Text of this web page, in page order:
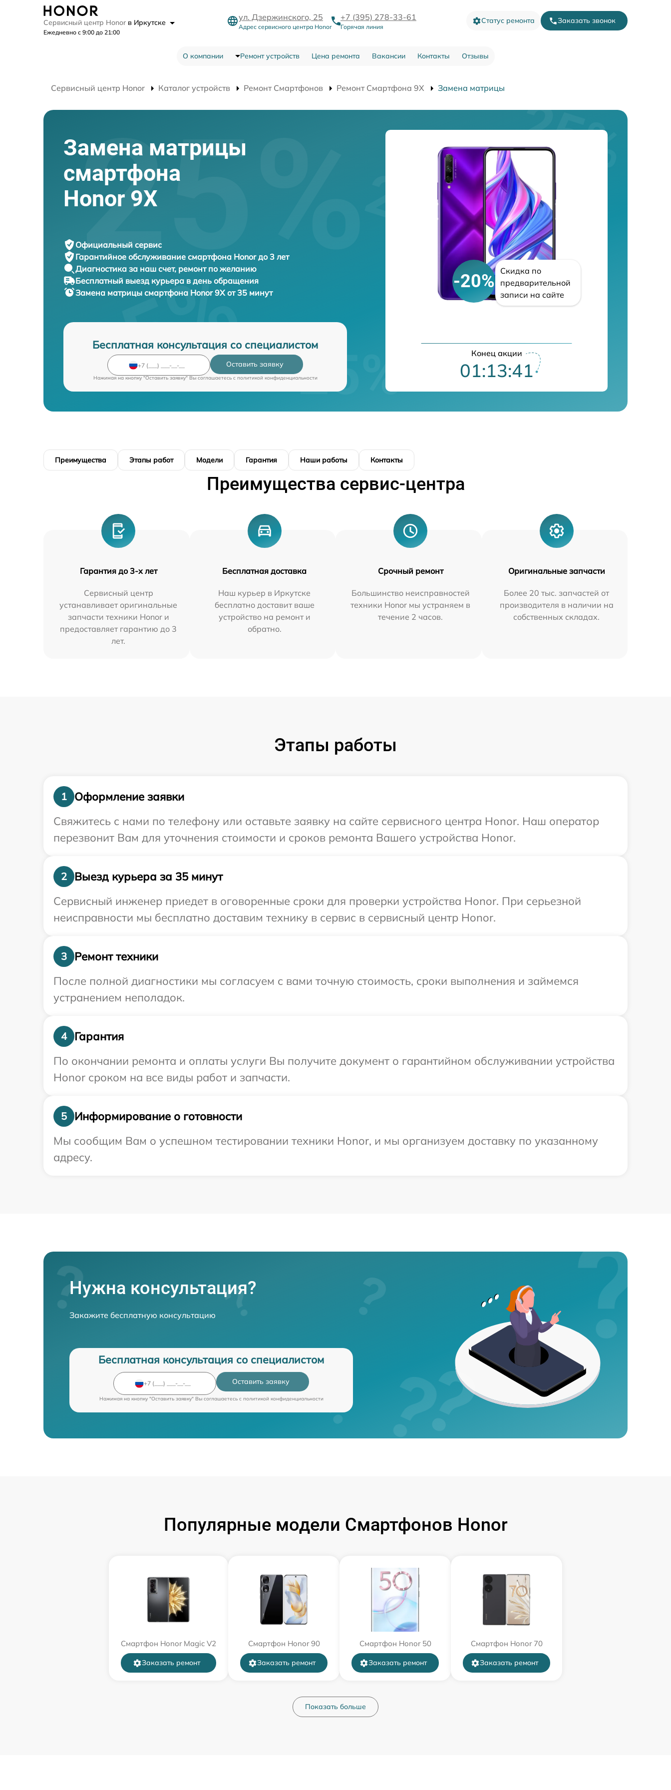
Сервисный центр Honor в Иркутске
Ежедневно с 9:00 до 21:00
ул. Дзержинского, 25
Адрес сервисного центра Honor
+7 (395) 278-33-61
Горячая линия
Статус ремонта Заказать звонок
О компании Ремонт устройств Цена ремонта Вакансии Контакты Отзывы
Сервисный центр Honor Каталог устройств Ремонт Смартфонов Ремонт Смартфона 9X Замена матрицы
Замена матрицы
смартфона
Honor 9X
Официальный сервис
Гарантийное обслуживание смартфона Honor до 3 лет
Диагностика за наш счет, ремонт по желанию
Бесплатный выезд курьера в день обращения
Замена матрицы смартфона Honor 9X от 35 минут
Бесплатная консультация со специалистом
Оставить заявку
Нажимая на кнопку "Оставить заявку" Вы соглашаетесь c политикой конфиденциальности
-20%
Скидка по
предварительной
записи на сайте
Конец акции
01:13:40
Преимущества Этапы работ Модели Гарантия Наши работы Контакты
Преимущества сервис-центра
Гарантия до 3-х лет
Сервисный центр
устанавливает оригинальные
запчасти техники Honor и
предоставляет гарантию до 3
лет.
Бесплатная доставка
Наш курьер в Иркутске
бесплатно доставит ваше
устройство на ремонт и
обратно.
Срочный ремонт
Большинство неисправностей
техники Honor мы устраняем в
течение 2 часов.
Оригинальные запчасти
Более 20 тыс. запчастей от
производителя в наличии на
собственных складах.
Этапы работы
1
Оформление заявки
Свяжитесь с нами по телефону или оставьте заявку на сайте сервисного центра Honor. Наш оператор
перезвонит Вам для уточнения стоимости и сроков ремонта Вашего устройства Honor.
2
Выезд курьера за 35 минут
Сервисный инженер приедет в оговоренные сроки для проверки устройства Honor. При серьезной
неисправности мы бесплатно доставим технику в сервис в сервисный центр Honor.
3
Ремонт техники
После полной диагностики мы согласуем с вами точную стоимость, сроки выполнения и займемся
устранением неполадок.
4
Гарантия
По окончании ремонта и оплаты услуги Вы получите документ о гарантийном обслуживании устройства
Honor сроком на все виды работ и запчасти.
5
Информирование о готовности
Мы сообщим Вам о успешном тестировании техники Honor, и мы организуем доставку по указанному
адресу.
Нужна консультация?
Закажите бесплатную консультацию
Бесплатная консультация со специалистом
Оставить заявку
Нажимая на кнопку "Оставить заявку" Вы соглашаетесь c политикой конфиденциальности
Популярные модели Смартфонов Honor
Смартфон Honor Magic V2
Заказать ремонт
Смартфон Honor 90
Заказать ремонт
Смартфон Honor 50
Заказать ремонт
Смартфон Honor 70
Заказать ремонт
Показать больше